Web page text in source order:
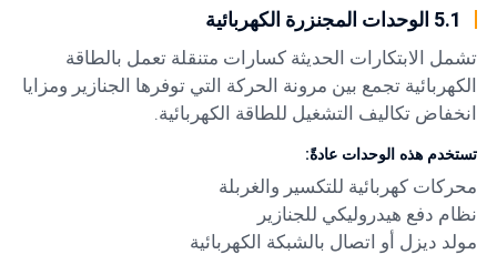
5.1 الوحدات المجنزرة الكهربائية
تشمل الابتكارات الحديثة كسارات متنقلة تعمل بالطاقة
الكهربائية تجمع بين مرونة الحركة التي توفرها الجنازير ومزايا
انخفاض تكاليف التشغيل للطاقة الكهربائية.
تستخدم هذه الوحدات عادةً:
محركات كهربائية للتكسير والغربلة
نظام دفع هيدروليكي للجنازير
مولد ديزل أو اتصال بالشبكة الكهربائية